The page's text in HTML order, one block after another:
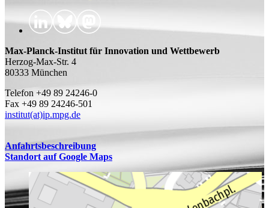
Max-Planck-Institut für Innovation und Wettbewerb
Herzog-Max-Str. 4
80333 München
Telefon +49 89 24246-0
Fax +49 89 24246-501
institut(at)ip.mpg.de
Anfahrtsbeschreibung
Standort auf Google Maps